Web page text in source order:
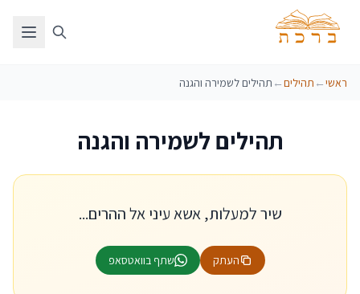
ראשי← תהילים← תהילים לשמירה והגנה
תהילים לשמירה והגנה
שיר למעלות, אשא עיני אל ההרים...
העתק שתף בוואטסאפ